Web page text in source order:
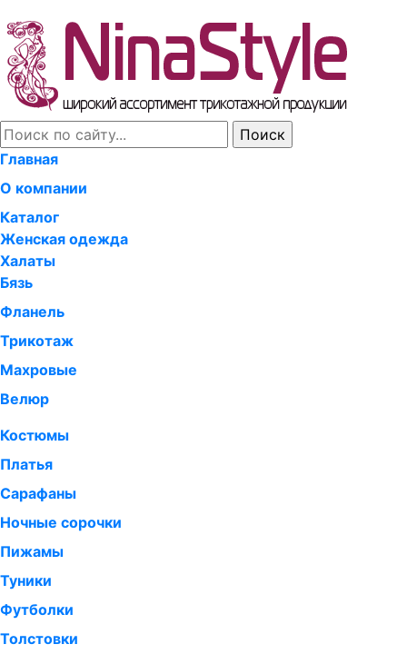
Главная
О компании
Каталог
Женская одежда
Халаты
Бязь
Фланель
Трикотаж
Махровые
Велюр
Костюмы
Платья
Сарафаны
Ночные сорочки
Пижамы
Туники
Футболки
Толстовки